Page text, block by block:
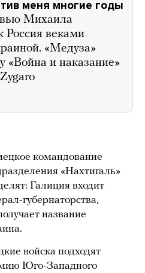
меня многие годы
Михаила
Россия веками
«Медуза»
«Война и наказание»
командование
«Нахтигаль»
Галиция входит
губернаторства,
название
войска подходят
Юго-Западного